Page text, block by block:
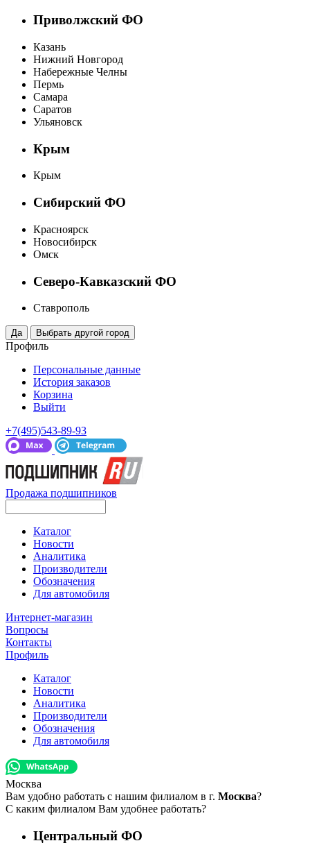
Приволжский ФО
Казань
Нижний Новгород
Набережные Челны
Пермь
Самара
Саратов
Ульяновск
Крым
Крым
Сибирский ФО
Красноярск
Новосибирск
Омск
Северо-Кавказский ФО
Ставрополь
Профиль
Персональные данные
История заказов
Корзина
Выйти
+7(495)543-89-93
Продажа подшипников
Каталог
Новости
Аналитика
Производители
Обозначения
Для автомобиля
Интернет-магазин
Вопросы
Контакты
Профиль
Каталог
Новости
Аналитика
Производители
Обозначения
Для автомобиля
Москва
Вам удобно работать с нашим филиалом в г. Москва?
С каким филиалом Вам удобнее работать?
Центральный ФО